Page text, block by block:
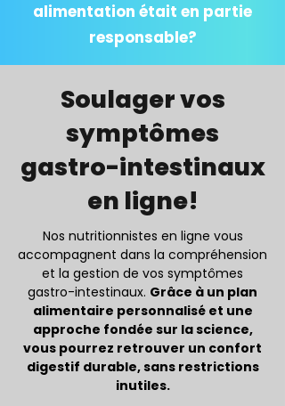
alimentation était en partie
responsable?
Soulager vos
symptômes
gastro-intestinaux
en ligne!
Nos nutritionnistes en ligne vous
accompagnent dans la compréhension
et la gestion de vos symptômes
gastro-intestinaux. Grâce à un plan
alimentaire personnalisé et une
approche fondée sur la science,
vous pourrez retrouver un confort
digestif durable, sans restrictions
inutiles.